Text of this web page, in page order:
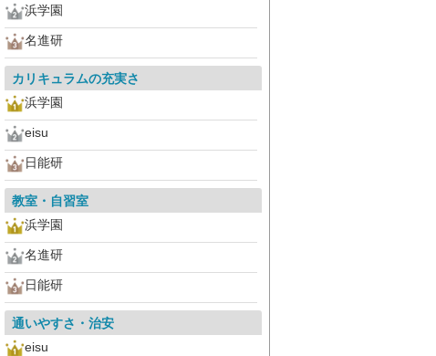
浜学園
名進研
カリキュラムの充実さ
浜学園
eisu
日能研
教室・自習室
浜学園
名進研
日能研
通いやすさ・治安
eisu